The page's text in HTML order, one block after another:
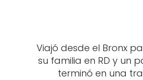
Viajó desde el Bronx
su familia en RD y un
terminó en una